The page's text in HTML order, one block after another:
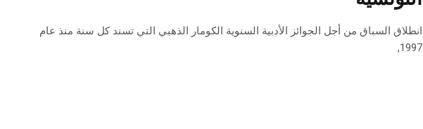
انطلاق السباق من أجل الجوائز الأدبية السنوية الكومار الذهبي التي تسند كل سنة منذ عام
1997,